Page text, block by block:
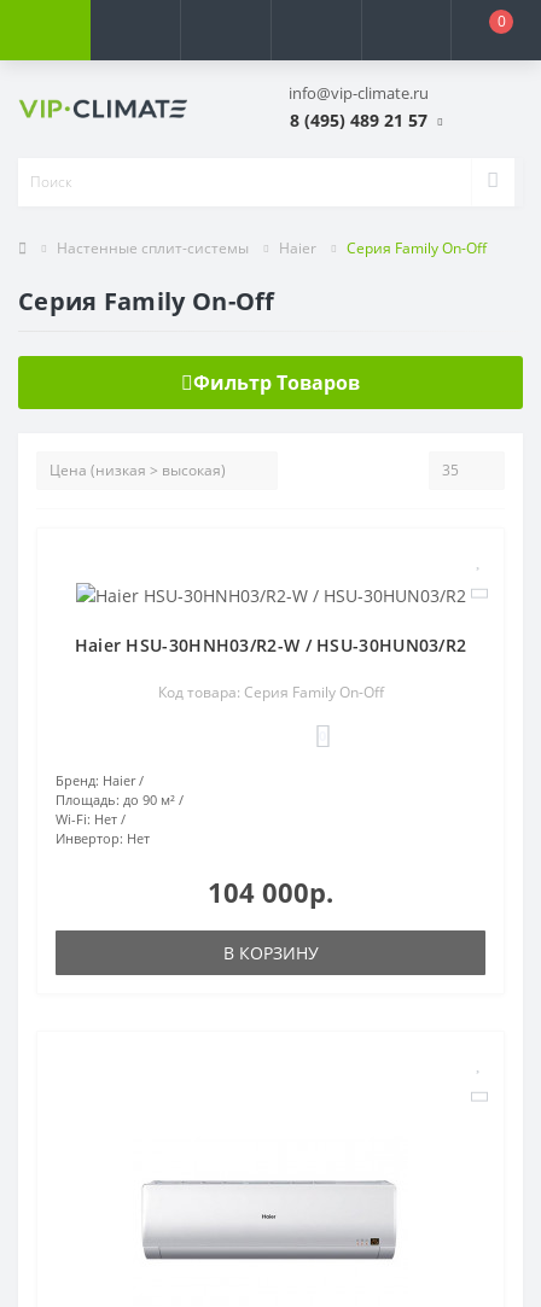
0
info@vip-climate.ru
8 (495) 489 21 57
Настенные сплит-системы Haier Серия Family On-Off
Серия Family On-Off
Фильтр Товаров
Haier HSU-30HNH03/R2-W / HSU-30HUN03/R2
Код товара: Серия Family On-Off
Бренд: Haier
Площадь: до 90 м²
Wi-Fi: Нет
Инвертор: Нет
104 000р.
В КОРЗИНУ